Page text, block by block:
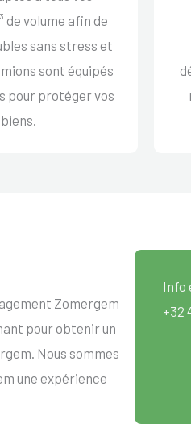
de volume afin de
sans stress et
sont équipés
pour protéger vos
Zomergem
pour obtenir un
Nous sommes
une expérience
Info
+32